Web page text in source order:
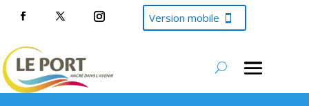
Version mobile